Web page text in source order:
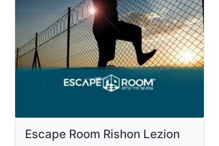
Escape Room Rishon Lezion